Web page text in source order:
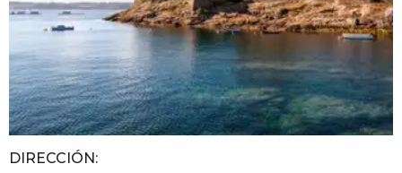
DIRECCIÓN: